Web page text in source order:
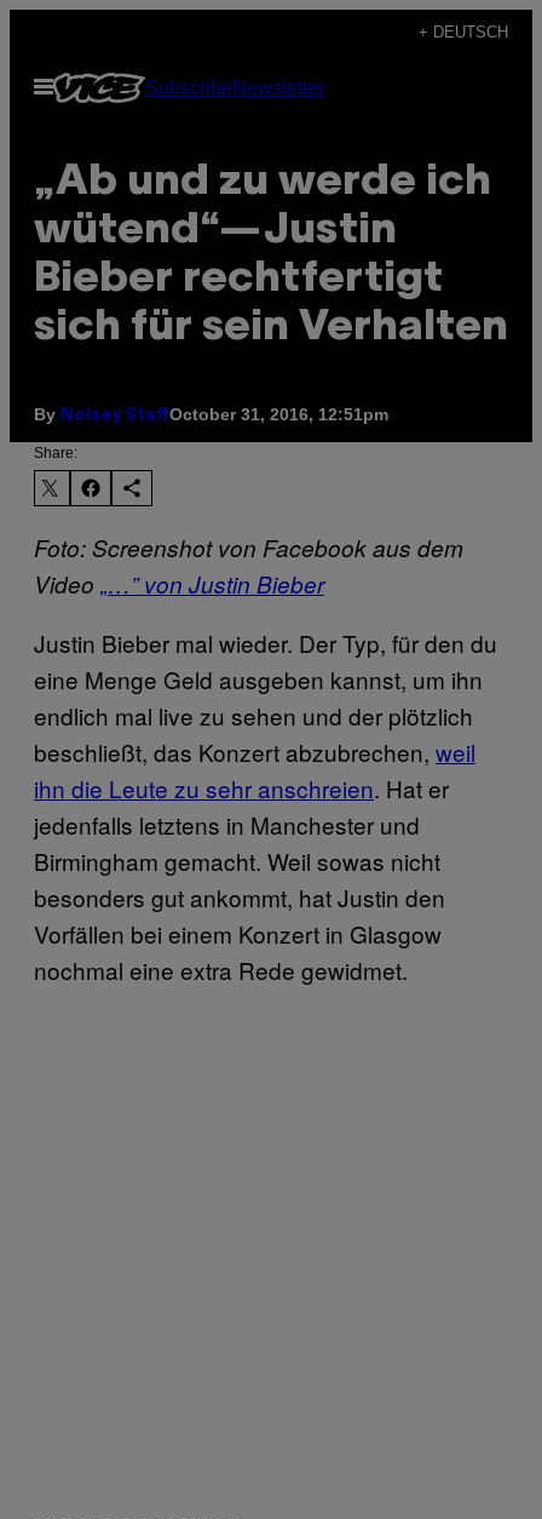
content
+ DEUTSCH
Open
Menu
SubscribeNewsletter
„Ab und zu werde ich
wütend“—Justin
Bieber rechtfertigt
sich für sein Verhalten
By Noisey StaffOctober 31, 2016, 12:51pm
Share:
Foto: Screenshot von Facebook aus dem
Video „…” von Justin Bieber
Justin Bieber mal wieder. Der Typ, für den du
eine Menge Geld ausgeben kannst, um ihn
endlich mal live zu sehen und der plötzlich
beschließt, das Konzert abzubrechen, weil
ihn ​die Leute​​​​ zu sehr anschreien​. Hat er
jedenfalls letztens in Manchester und
Birmingham gemacht. Weil sowas nicht
besonders gut ankommt, hat Justin den
Vorfällen bei einem Konzert in Glasgow
nochmal eine extra Rede gewidmet.